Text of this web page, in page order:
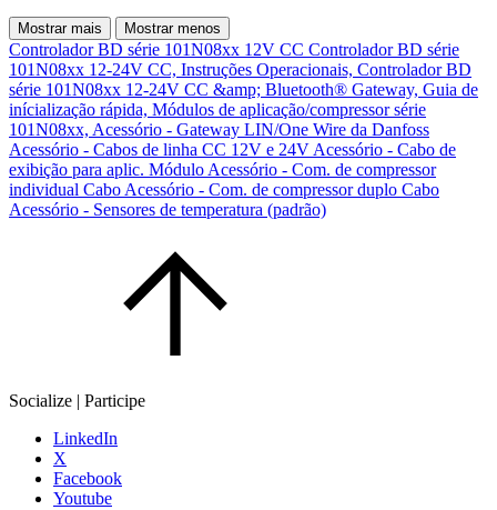
Mostrar mais Mostrar menos
Controlador BD série 101N08xx 12V CC Controlador BD série
101N08xx 12-24V CC, Instruções Operacionais, Controlador BD
série 101N08xx 12-24V CC &amp; Bluetooth® Gateway, Guia de
inícialização rápida, Módulos de aplicação/compressor série
101N08xx, Acessório - Gateway LIN/One Wire da Danfoss
Acessório - Cabos de linha CC 12V e 24V Acessório - Cabo de
exibição para aplic. Módulo Acessório - Com. de compressor
individual Cabo Acessório - Com. de compressor duplo Cabo
Acessório - Sensores de temperatura (padrão)
Socialize | Participe
LinkedIn
X
Facebook
Youtube